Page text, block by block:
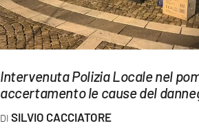
SPORT
Streaming
LAC TV
Intervenuta Polizia Locale nel
accertamento le cause del
SILVIO CACCIATORE